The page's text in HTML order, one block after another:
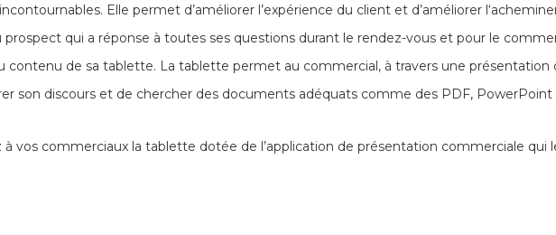
Elle permet d’améliorer l’expérience du client et d’améliorer
qui a réponse à toutes ses questions durant le rendez-vous et pour le
contenu de sa tablette. La tablette permet au commercial, à travers une présentation
son discours et de chercher des documents adéquats comme des PDF, PowerPoint
à vos commerciaux la tablette dotée de l’application de présentation commerciale qui